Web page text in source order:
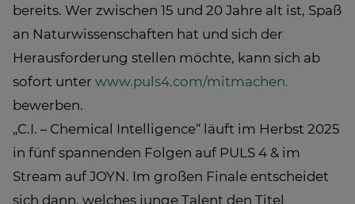
bereits. Wer zwischen 15 und 20 Jahre alt ist, Spaß
an Naturwissenschaften hat und sich der
Herausforderung stellen möchte, kann sich ab
sofort unter www.puls4.com/mitmachen.
bewerben.
„C.I. – Chemical Intelligence“ läuft im Herbst 2025
in fünf spannenden Folgen auf PULS 4 & im
Stream auf JOYN. Im großen Finale entscheidet
sich dann, welches junge Talent den Titel